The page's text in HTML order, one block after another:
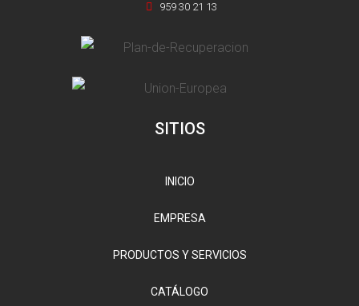
959 30 21 13
SITIOS
INICIO
EMPRESA
PRODUCTOS Y SERVICIOS
CATÁLOGO